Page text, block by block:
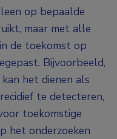
op bepaalde
maar met alle
de toekomst op
Bijvoorbeeld,
het dienen als
te detecteren,
toekomstige
het onderzoeken